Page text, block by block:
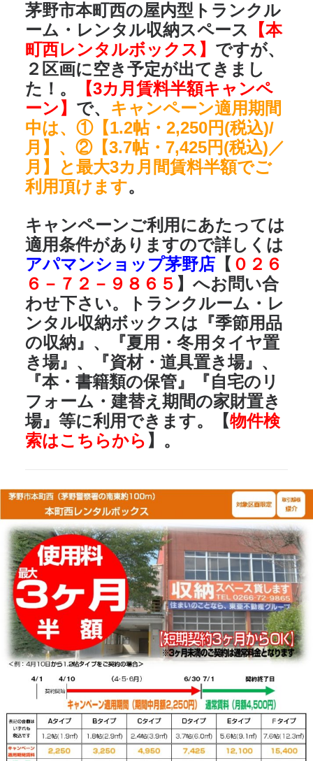
茅野市本町西の屋内型トランクル
ーム・レンタル収納スペース
【本
町西レンタルボックス】 ですが、
２区画に空き予定が出てきまし
た！。
【3カ月賃料半額キャンペ
ーン】 で、 キャンペーン適用期間
中は、①【1.2帖・2,250円(税込)/
月】、②【3.7帖・7,425円(税込)／
月】と最大3カ月間賃料半額でご
利用頂けます。
キャンペーンご利用にあたっては
適用条件がありますので詳しくは
アパマンショップ茅野店 【 ０２６
６－７２－９８６５ 】へお問い合
わせ下さい。トランクルーム・レ
ンタル収納ボックスは 『季節用品
の収納』、『夏用・冬用タイヤ置
き場』、『資材・道具置き場』、
『本・書籍類の保管』『自宅のリ
フォーム・建替え期間の家財置き
場』 等に利用できます。【物件検
索はこちらから 】。